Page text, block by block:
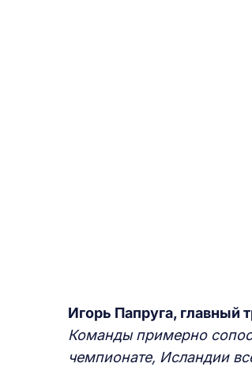
Игорь Папруга, главный
Команды примерно
чемпионате, Исландии